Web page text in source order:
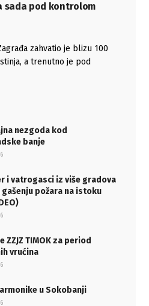
sada pod kontrolom
zahvatio je blizu 100
a trenutno je pod
nezgoda kod
banje
i vatrogasci iz više gradova
gašenju požara na istoku
ZZJZ TIMOK za period
vrućina
u Sokobanji